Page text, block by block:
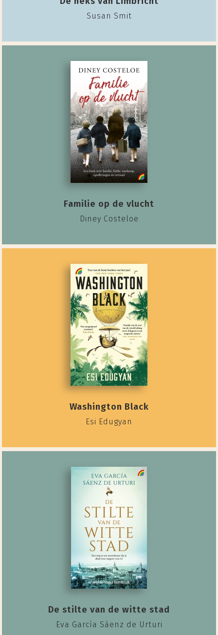
Susan Smit
Familie op de vlucht
Diney Costeloe
Washington Black
Esi Edugyan
De stilte van de witte stad
Eva García Sáenz de Urturi